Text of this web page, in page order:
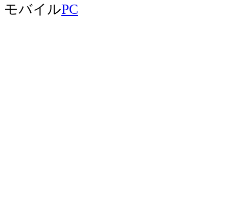
モバイルPC